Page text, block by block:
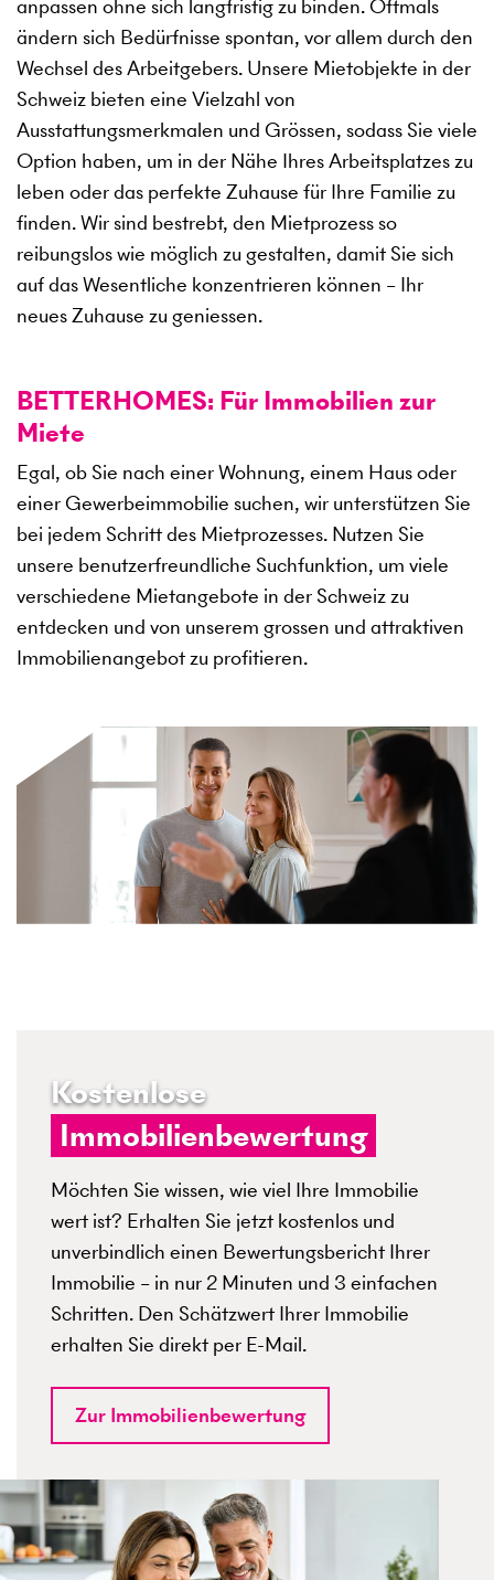
anpassen ohne sich langfristig zu binden. Oftmals
ändern sich Bedürfnisse spontan, vor allem durch den
Wechsel des Arbeitgebers. Unsere Mietobjekte in der
Schweiz bieten eine Vielzahl von
Ausstattungsmerkmalen und Grössen, sodass Sie viele
Option haben, um in der Nähe Ihres Arbeitsplatzes zu
leben oder das perfekte Zuhause für Ihre Familie zu
finden. Wir sind bestrebt, den Mietprozess so
reibungslos wie möglich zu gestalten, damit Sie sich
auf das Wesentliche konzentrieren können – Ihr
neues Zuhause zu geniessen.
BETTERHOMES: Für Immobilien zur
Miete
Egal, ob Sie nach einer Wohnung, einem Haus oder
einer Gewerbeimmobilie suchen, wir unterstützen Sie
bei jedem Schritt des Mietprozesses. Nutzen Sie
unsere benutzerfreundliche Suchfunktion, um viele
verschiedene Mietangebote in der Schweiz zu
entdecken und von unserem grossen und attraktiven
Immobilienangebot zu profitieren.
Kostenlose
Immobilienbewertung
Möchten Sie wissen, wie viel Ihre Immobilie
wert ist? Erhalten Sie jetzt kostenlos und
unverbindlich einen Bewertungsbericht Ihrer
Immobilie – in nur 2 Minuten und 3 einfachen
Schritten. Den Schätzwert Ihrer Immobilie
erhalten Sie direkt per E-Mail.
Zur Immobilienbewertung